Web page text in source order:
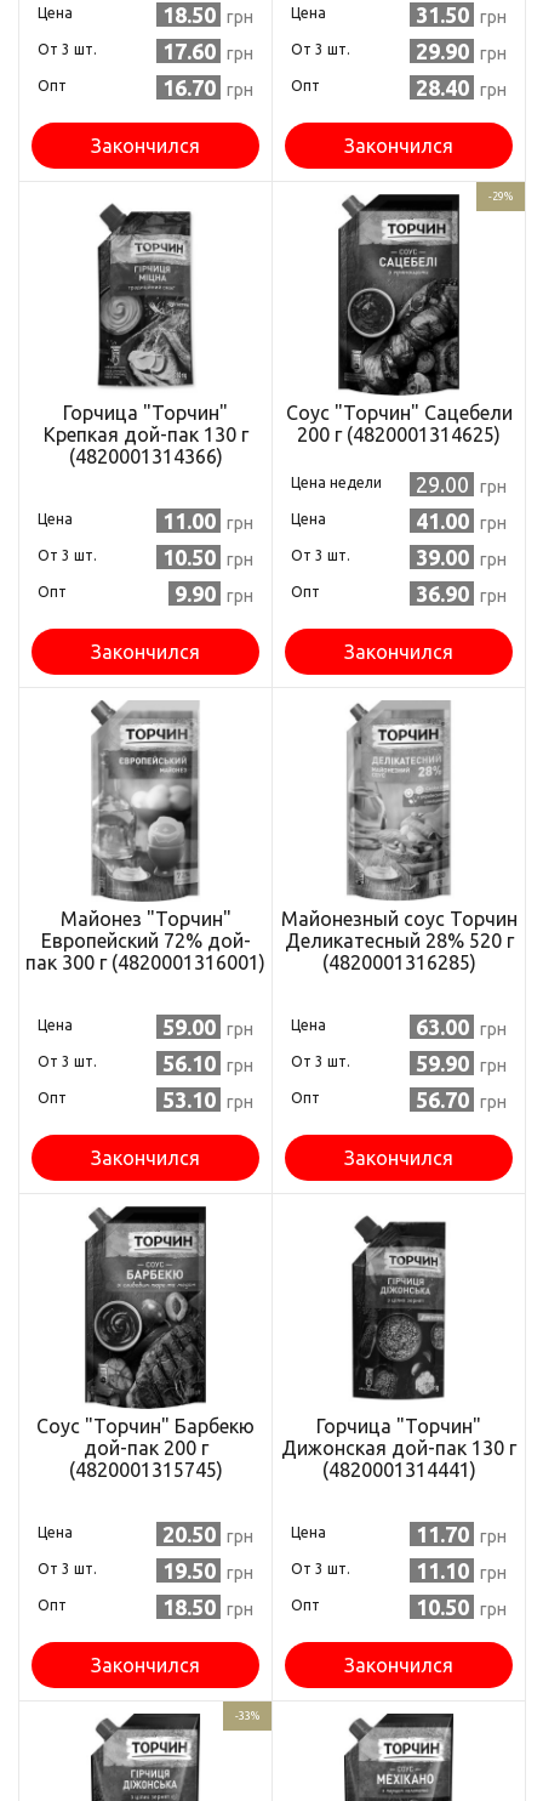
Цена 18.50 грн
Oт 3 шт. 17.60 грн
Опт 16.70 грн
Закончился
Цена 31.50 грн
Oт 3 шт. 29.90 грн
Опт 28.40 грн
Закончился
Горчица "Торчин"
Крепкая дой-пак 130 г
(4820001314366)
Цена 11.00 грн
Oт 3 шт. 10.50 грн
Опт 9.90 грн
Закончился
-29%
Соус "Торчин" Сацебели
200 г (4820001314625)
Цена недели 29.00 грн
Цена 41.00 грн
Oт 3 шт. 39.00 грн
Опт 36.90 грн
Закончился
Майонез "Торчин"
Европейский 72% дой-
пак 300 г (4820001316001)
Цена 59.00 грн
Oт 3 шт. 56.10 грн
Опт 53.10 грн
Закончился
Майонезный соус Торчин
Деликатесный 28% 520 г
(4820001316285)
Цена 63.00 грн
Oт 3 шт. 59.90 грн
Опт 56.70 грн
Закончился
Соус "Торчин" Барбекю
дой-пак 200 г
(4820001315745)
Цена 20.50 грн
Oт 3 шт. 19.50 грн
Опт 18.50 грн
Закончился
Горчица "Торчин"
Дижонская дой-пак 130 г
(4820001314441)
Цена 11.70 грн
Oт 3 шт. 11.10 грн
Опт 10.50 грн
Закончился
-33%